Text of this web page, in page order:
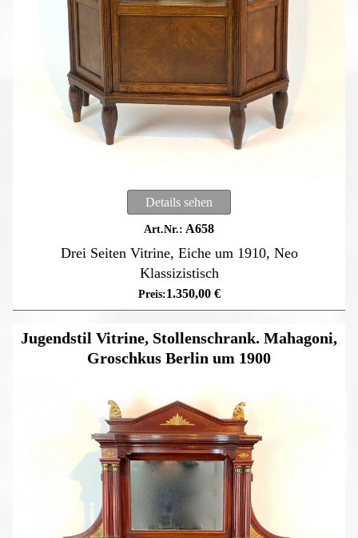
Details sehen
A658
Drei Seiten Vitrine, Eiche um 1910, Neo
Klassizistisch
1.350,00 €
Jugendstil Vitrine, Stollenschrank. Mahagoni,
Groschkus Berlin um 1900